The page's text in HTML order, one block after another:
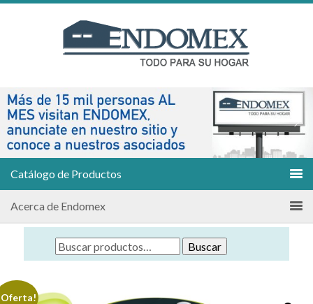
Catálogo de Productos
Acerca de Endomex
Buscar